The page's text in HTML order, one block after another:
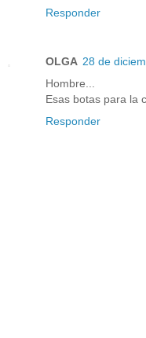
Responder
OLGA 28 de
Hombre...
Esas botas para la
Responder